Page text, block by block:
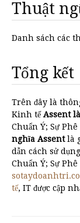
Thuật
Danh sách các
Tổng kết
Trên đây là
Kinh tếAssent
Chuẩn Ý; Sự
nghĩa Assentlà
dẫn cách sử
Chuẩn Ý; Sự
tế, IT được cập